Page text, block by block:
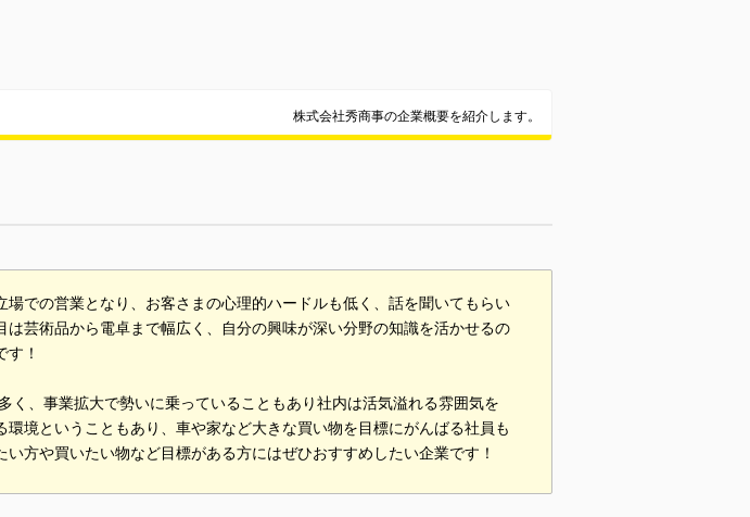
株式会社秀商事の企業概要を紹介します。
での営業となり、お客さまの心理的ハードルも低く、話を聞いてもらい
芸術品から電卓まで幅広く、自分の興味が深い分野の知識を活かせるの
！
く、事業拡大で勢いに乗っていることもあり社内は活気溢れる雰囲気を
境ということもあり、車や家など大きな買い物を目標にがんばる社員も
方や買いたい物など目標がある方にはぜひおすすめしたい企業です！